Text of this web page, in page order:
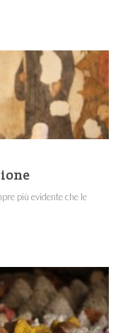
più evidente che le